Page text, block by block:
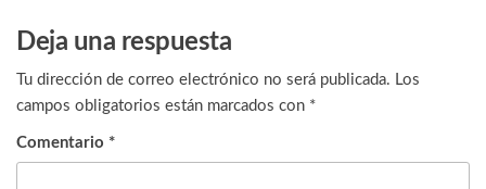
sericultura
Deja una respuesta
Tu dirección de correo electrónico no será publicada. Los
campos obligatorios están marcados con *
Comentario *